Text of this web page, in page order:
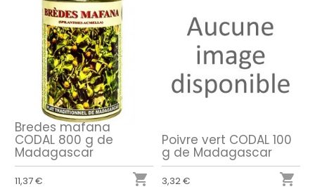
Bredes mafana
CODAL 800 g de
Madagascar
11,37 € 
Poivre vert CODAL 100
g de Madagascar
3,32 € 